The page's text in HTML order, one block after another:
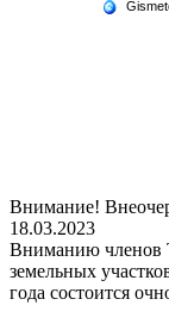
Внимание!
18.03.2023
Вниманию членов
земельных
года состоится